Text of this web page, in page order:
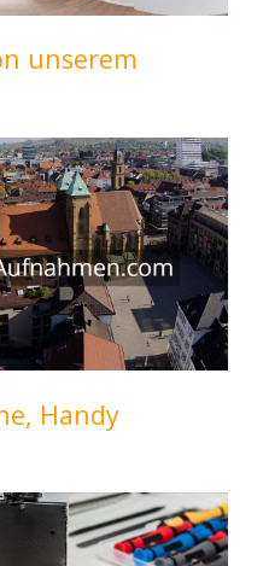
unserem
Handy